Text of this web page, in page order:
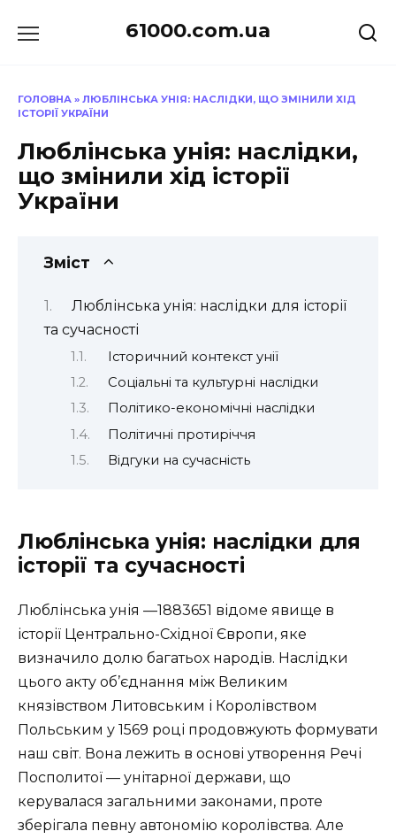
до
61000.com.ua
ГОЛОВНА » ЛЮБЛІНСЬКА УНІЯ: НАСЛІДКИ, ЩО ЗМІНИЛИ ХІД
ІСТОРІЇ УКРАЇНИ
Люблінська унія: наслідки,
що змінили хід історії
України
Зміст
Люблінська унія: наслідки для історії
та сучасності
Історичний контекст унії
Соціальні та культурні наслідки
Політико-економічні наслідки
Політичні протиріччя
Відгуки на сучасність
Люблінська унія: наслідки для
історії та сучасності
Люблінська унія —1883651 відоме явище в
історії Центрально-Східної Європи, яке
визначило долю багатьох народів. Наслідки
цього акту об’єднання між Великим
князівством Литовським і Королівством
Польським у 1569 році продовжують формувати
наш світ. Вона лежить в основі утворення Речі
Посполитої — унітарної держави, що
керувалася загальними законами, проте
зберігала певну автономію королівства. Але